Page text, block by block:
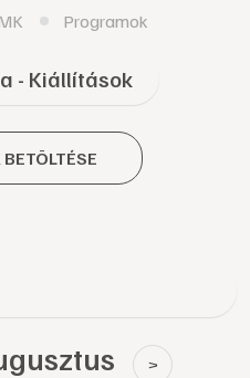
Programok
- Kiállítások
>